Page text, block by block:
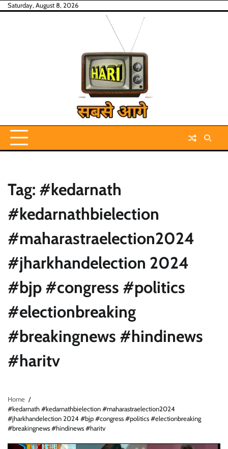
SkipSaturday, August 8, 2026
Tag: #kedarnath
#kedarnathbielection
#maharastraelection2024
#jharkhandelection 2024
#bjp #congress #politics
#electionbreaking
#breakingnews #hindinews
#haritv
Home
#kedarnath #kedarnathbielection #maharastraelection2024
#jharkhandelection 2024 #bjp #congress #politics #electionbreaking
#breakingnews #hindinews #haritv